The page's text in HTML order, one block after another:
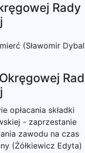
Rady
(Sławomir
opłacania składki
- zaprzestanie
zawodu na czas
(Żółkiewicz Edyta)